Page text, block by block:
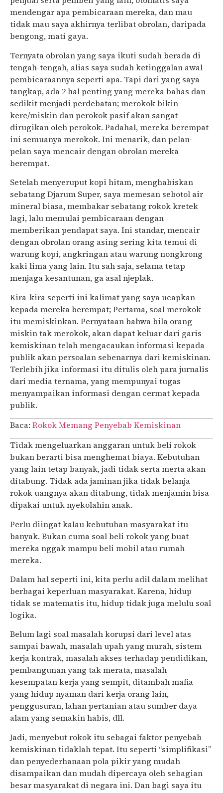
mendengar apa pembicaraan mereka, dan mau
tidak mau saya akhirnya terlibat obrolan, daripada
bengong, mati gaya.
Ternyata obrolan yang saya ikuti sudah berada di
tengah-tengah, alias saya sudah ketinggalan awal
pembicaraannya seperti apa. Tapi dari yang saya
tangkap, ada 2 hal penting yang mereka bahas dan
sedikit menjadi perdebatan; merokok bikin
kere/miskin dan perokok pasif akan sangat
dirugikan oleh perokok. Padahal, mereka berempat
ini semuanya merokok. Ini menarik, dan pelan-
pelan saya mencair dengan obrolan mereka
berempat.
Setelah menyeruput kopi hitam, menghabiskan
sebatang Djarum Super, saya memesan sebotol air
mineral biasa, membakar sebatang rokok kretek
lagi, lalu memulai pembicaraan dengan
memberikan pendapat saya. Ini standar, mencair
dengan obrolan orang asing sering kita temui di
warung kopi, angkringan atau warung nongkrong
kaki lima yang lain. Itu sah saja, selama tetap
menjaga kesantunan, ga asal njeplak.
Kira-kira seperti ini kalimat yang saya ucapkan
kepada mereka berempat; Pertama, soal merokok
itu memiskinkan. Pernyataan bahwa bila orang
miskin tak merokok, akan dapat keluar dari garis
kemiskinan telah mengacaukan informasi kepada
publik akan persoalan sebenarnya dari kemiskinan.
Terlebih jika informasi itu ditulis oleh para jurnalis
dari media ternama, yang mempunyai tugas
menyampaikan informasi dengan cermat kepada
publik.
Baca: Rokok Memang Penyebab Kemiskinan
Tidak mengeluarkan anggaran untuk beli rokok
bukan berarti bisa menghemat biaya. Kebutuhan
yang lain tetap banyak, jadi tidak serta merta akan
ditabung. Tidak ada jaminan jika tidak belanja
rokok uangnya akan ditabung, tidak menjamin bisa
dipakai untuk nyekolahin anak.
Perlu diingat kalau kebutuhan masyarakat itu
banyak. Bukan cuma soal beli rokok yang buat
mereka nggak mampu beli mobil atau rumah
mereka.
Dalam hal seperti ini, kita perlu adil dalam melihat
berbagai keperluan masyarakat. Karena, hidup
tidak se matematis itu, hidup tidak juga melulu soal
logika.
Belum lagi soal masalah korupsi dari level atas
sampai bawah, masalah upah yang murah, sistem
kerja kontrak, masalah akses terhadap pendidikan,
pembangunan yang tak merata, masalah
kesempatan kerja yang sempit, ditambah mafia
yang hidup nyaman dari kerja orang lain,
penggusuran, lahan pertanian atau sumber daya
alam yang semakin habis, dll.
Jadi, menyebut rokok itu sebagai faktor penyebab
kemiskinan tidaklah tepat. Itu seperti “simplifikasi”
dan penyederhanaan pola pikir yang mudah
disampaikan dan mudah dipercaya oleh sebagian
besar masyarakat di negara ini. Dan bagi saya itu